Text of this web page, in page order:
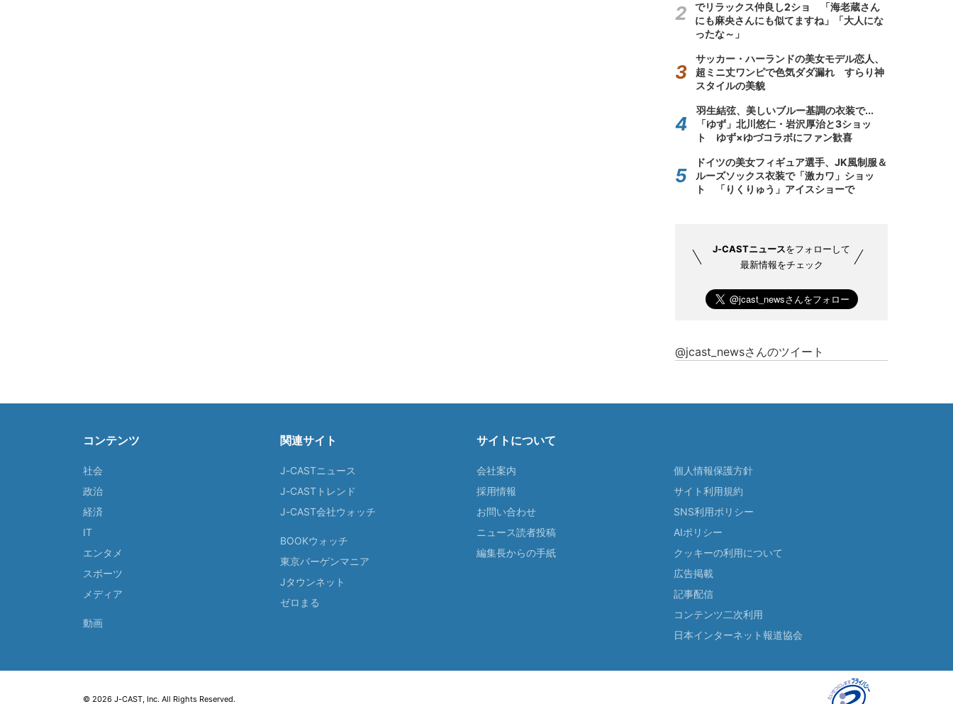
でリラックス仲良し2ショ 「海老蔵さん
にも麻央さんにも似てますね」「大人にな
ったな～」
サッカー・ハーランドの美女モデル恋人、
超ミニ丈ワンピで色気ダダ漏れ すらり神
スタイルの美貌
羽生結弦、美しいブルー基調の衣装で...
「ゆず」北川悠仁・岩沢厚治と3ショッ
ト ゆず×ゆづコラボにファン歓喜
ドイツの美女フィギュア選手、JK風制服＆
ルーズソックス衣装で「激カワ」ショッ
ト 「りくりゅう」アイスショーで
J-CASTニュースをフォローして
最新情報をチェック
@jcast_newsさんのツイート
コンテンツ
社会
政治
経済
IT
エンタメ
スポーツ
メディア
動画
関連サイト
J-CASTニュース
J-CASTトレンド
J-CAST会社ウォッチ
BOOKウォッチ
東京バーゲンマニア
Jタウンネット
ゼロまる
サイトについて
会社案内
採用情報
お問い合わせ
ニュース読者投稿
編集長からの手紙
個人情報保護方針
サイト利用規約
SNS利用ポリシー
AIポリシー
クッキーの利用について
広告掲載
記事配信
コンテンツ二次利用
日本インターネット報道協会
© 2026 J-CAST, Inc. All Rights Reserved.